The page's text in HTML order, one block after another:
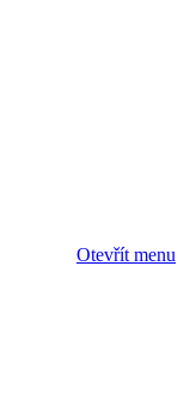
Otevřít menu